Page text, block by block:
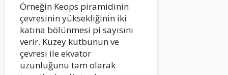
Örneğin Keops piramidinin
çevresinin yüksekliğinin iki
katına bölünmesi pi sayısını
verir. Kuzey kutbunun ve
çevresi ile ekvator
uzunluğunu tam olarak